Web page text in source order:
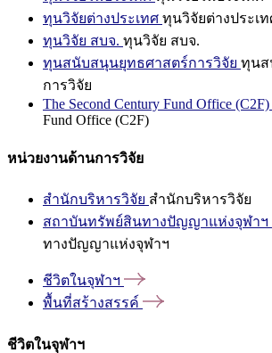
ทุนวิจัยต่างประเทศ ทุนวิจัยต่างประเ
ทุนวิจัย สบจ. ทุนวิจัย สบจ.
ทุนสนับสนุนยุทธศาสตร์การวิจัย ทุนส
การวิจัย
The Second Century Fund Office (C2F)
Fund Office (C2F)
หน่วยงานด้านการวิจัย
สำนักบริหารวิจัย สำนักบริหารวิจัย
สถาบันทรัพย์สินทางปัญญาแห่งจุฬาฯ
ทางปัญญาแห่งจุฬาฯ
ชีวิตในจุฬาฯ
พื้นที่สร้างสรรค์
ชีวิตในจุฬาฯ